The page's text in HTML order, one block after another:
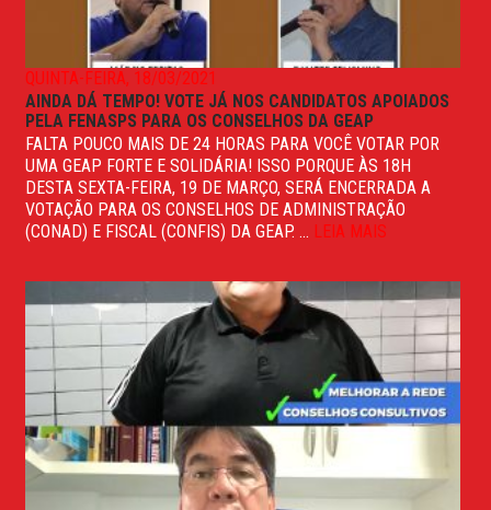
QUINTA-FEIRA, 18/03/2021
AINDA DÁ TEMPO! VOTE JÁ NOS CANDIDATOS APOIADOS
PELA FENASPS PARA OS CONSELHOS DA GEAP
FALTA POUCO MAIS DE 24 HORAS PARA VOCÊ VOTAR POR
UMA GEAP FORTE E SOLIDÁRIA! ISSO PORQUE ÀS 18H
DESTA SEXTA-FEIRA, 19 DE MARÇO, SERÁ ENCERRADA A
VOTAÇÃO PARA OS CONSELHOS DE ADMINISTRAÇÃO
(CONAD) E FISCAL (CONFIS) DA GEAP. ... LEIA MAIS